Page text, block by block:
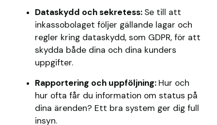
Dataskydd och sekretess: Se till att
inkassobolaget följer gällande lagar och
regler kring dataskydd, som GDPR, för att
skydda både dina och dina kunders
uppgifter.
Rapportering och uppföljning: Hur och
hur ofta får du information om status på
dina ärenden? Ett bra system ger dig full
insyn.